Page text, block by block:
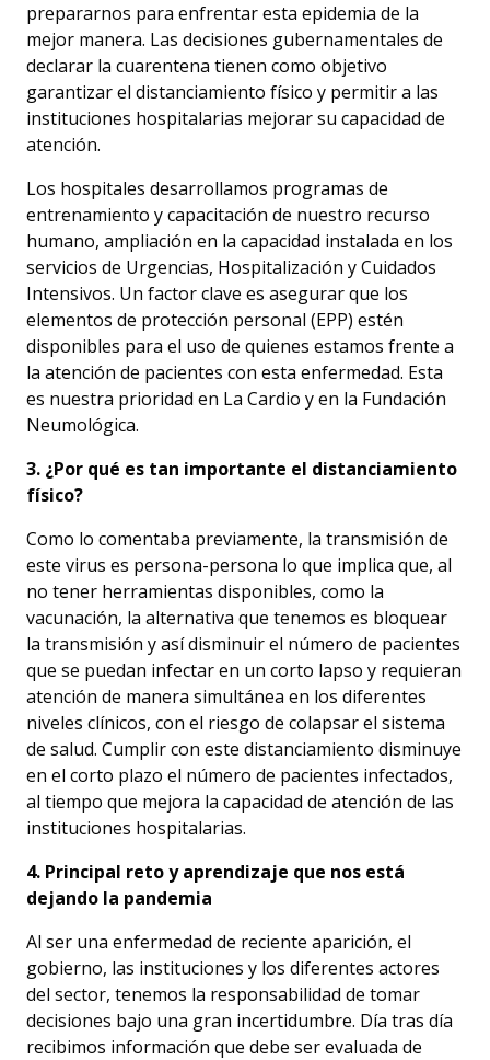
prepararnos para enfrentar esta epidemia de la
mejor manera. Las decisiones gubernamentales de
declarar la cuarentena tienen como objetivo
garantizar el distanciamiento físico y permitir a las
instituciones hospitalarias mejorar su capacidad de
atención.
Los hospitales desarrollamos programas de
entrenamiento y capacitación de nuestro recurso
humano, ampliación en la capacidad instalada en los
servicios de Urgencias, Hospitalización y Cuidados
Intensivos. Un factor clave es asegurar que los
elementos de protección personal (EPP) estén
disponibles para el uso de quienes estamos frente a
la atención de pacientes con esta enfermedad. Esta
es nuestra prioridad en La Cardio y en la Fundación
Neumológica.
3. ¿Por qué es tan importante el distanciamiento
físico?
Como lo comentaba previamente, la transmisión de
este virus es persona-persona lo que implica que, al
no tener herramientas disponibles, como la
vacunación, la alternativa que tenemos es bloquear
la transmisión y así disminuir el número de pacientes
que se puedan infectar en un corto lapso y requieran
atención de manera simultánea en los diferentes
niveles clínicos, con el riesgo de colapsar el sistema
de salud. Cumplir con este distanciamiento disminuye
en el corto plazo el número de pacientes infectados,
al tiempo que mejora la capacidad de atención de las
instituciones hospitalarias.
4. Principal reto y aprendizaje que nos está
dejando la pandemia
Al ser una enfermedad de reciente aparición, el
gobierno, las instituciones y los diferentes actores
del sector, tenemos la responsabilidad de tomar
decisiones bajo una gran incertidumbre. Día tras día
recibimos información que debe ser evaluada de